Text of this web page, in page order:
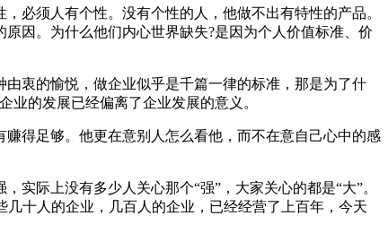
必须人有个性。没有个性的人，他做不出有特性的产品。
因。为什么他们内心世界缺失?是因为个人价值标准、价
衷的愉悦，做企业似乎是千篇一律的标准，那是为了什
的发展已经偏离了企业发展的意义。
得足够。他更在意别人怎么看他，而不在意自己心中的感
实际上没有多少人关心那个“强”，大家关心的都是“大”。
十人的企业，几百人的企业，已经经营了上百年，今天